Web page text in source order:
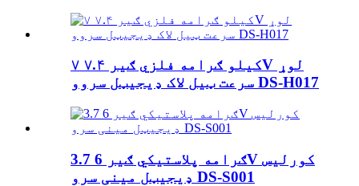
۷ کیلو ګرامه فلزي ګیر ۷.۴V لوړ
سرعت ټیل لاک ډیجیټل سروو DS-H017
3.7 ګرامه پلاستيکي ګیر 6V کورلیس
ډیجیټل مینی سرو DS-S001